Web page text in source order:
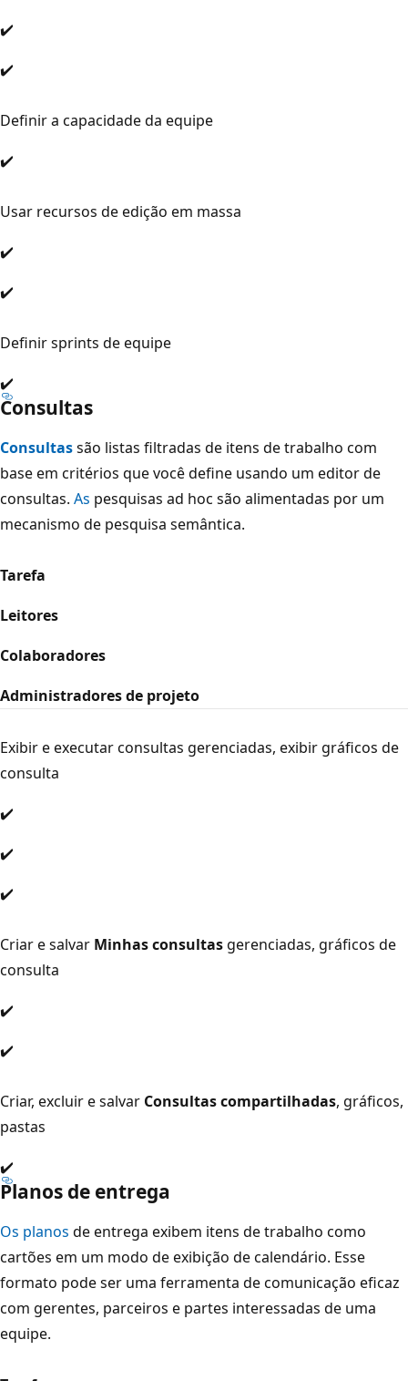
✔️
✔️
Definir a capacidade da equipe
✔️
Usar recursos de edição em massa
✔️
✔️
Definir sprints de equipe
✔️
Consultas
Consultassão listas filtradas de itens de trabalho com
base em critérios que você define usando um editor de
consultas. As pesquisas ad hoc são alimentadas por um
mecanismo de pesquisa semântica.
Tarefa
Leitores
Colaboradores
Administradores de projeto
Exibir e executar consultas gerenciadas, exibir gráficos de
consulta
✔️
✔️
✔️
Criar e salvar Minhas consultas gerenciadas, gráficos de
consulta
✔️
✔️
Criar, excluir e salvar Consultas compartilhadas, gráficos,
pastas
✔️
Planos de entrega
Os planos de entrega exibem itens de trabalho como
cartões em um modo de exibição de calendário. Esse
formato pode ser uma ferramenta de comunicação eficaz
com gerentes, parceiros e partes interessadas de uma
equipe.